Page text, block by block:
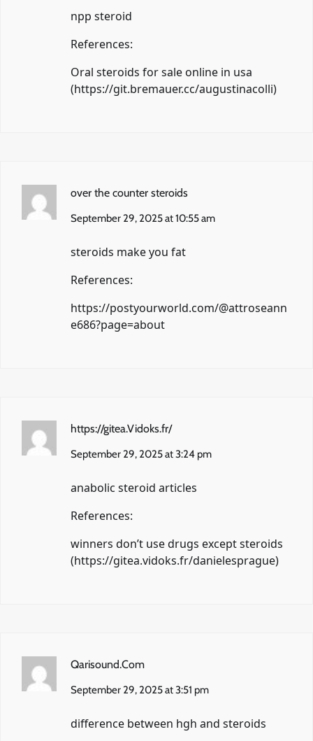
npp steroid
References:
Oral steroids for sale online in usa
(https://git.bremauer.cc/augustinacolli)
over the counter steroids
September 29, 2025 at 10:55 am
steroids make you fat
References:
https://postyourworld.com/@attroseann
e686?page=about
https://gitea.Vidoks.fr/
September 29, 2025 at 3:24 pm
anabolic steroid articles
References:
winners don’t use drugs except steroids
(https://gitea.vidoks.fr/danielesprague)
Qarisound.Com
September 29, 2025 at 3:51 pm
difference between hgh and steroids